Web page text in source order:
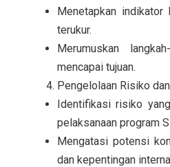
Menetapkan
terukur.
Merumuskan
mencapai tujuan.
Pengelolaan Risiko
Identifikasi risiko
pelaksanaan program
Mengatasi potensi
dan kepentingan